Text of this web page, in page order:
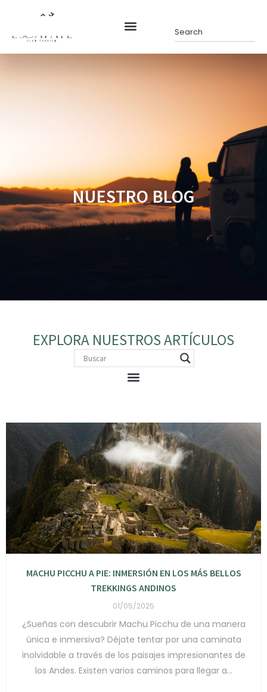
NUESTRO BLOG
EXPLORA NUESTROS ARTÍCULOS
MACHU PICCHU A PIE: INMERSIÓN EN LOS MÁS BELLOS
TREKKINGS ANDINOS
01/05/2025
¿Sueñas con descubrir Machu Picchu de una manera
única e inmersiva? Déjate tentar por una caminata
inolvidable a través de los paisajes impresionantes de
los Andes. Existen varios caminos para llegar a...